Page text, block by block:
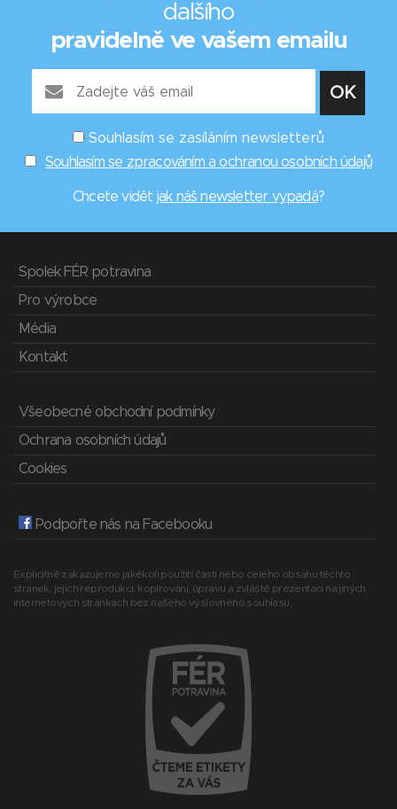
dalšího
pravidelně ve vašem emailu
Souhlasím se zasíláním newsletterů
Souhlasím se zpracováním a ochranou osobních údajů
Chcete vidět jak náš newsletter vypadá?
Spolek FÉR potravina
Pro výrobce
Média
Kontakt
Všeobecné obchodní podmínky
Ochrana osobních údajů
Cookies
Podpořte nás na Facebooku
Explicitně zakazujeme jakékoli použití části nebo celého obsahu těchto
stránek, jejich reprodukci, kopírování, úpravu a zvláště prezentaci na jiných
internetových stránkách bez našeho výslovného souhlasu.